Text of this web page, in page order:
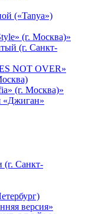
(«Tanya»)
(г. Москва)»
(г. Санкт-
NOT OVER»
(г. Москва)»
«Джиган»
(г. Санкт-
версия»